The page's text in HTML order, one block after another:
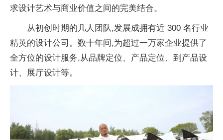
求设计艺术与商业价值之间的完美结合。
从初创时期的几人团队,发展成拥有近 300 名行业
精英的设计公司。数十年间,为超过一万家企业提供了
全方位的设计服务,从品牌定位、产品定位、到产品设
计、展厅设计等。